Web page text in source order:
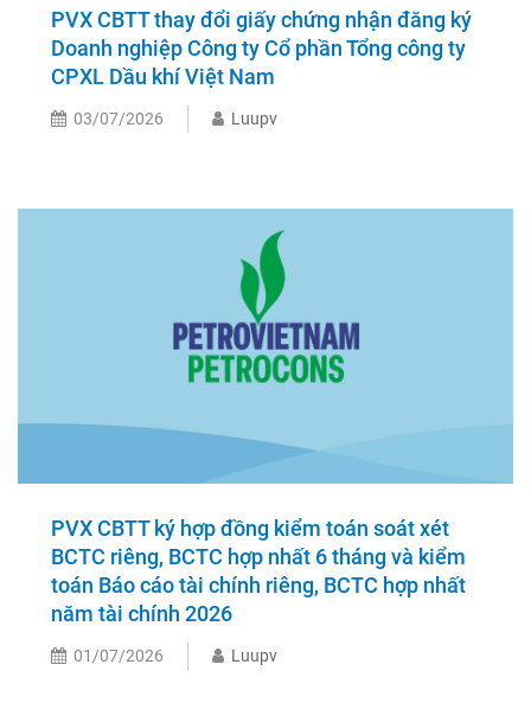
PVX CBTT thay đổi giấy chứng nhận đăng ký
Doanh nghiệp Công ty Cổ phần Tổng công ty
CPXL Dầu khí Việt Nam
03/07/2026 Luupv
PVX CBTT ký hợp đồng kiểm toán soát xét
BCTC riêng, BCTC hợp nhất 6 tháng và kiểm
toán Báo cáo tài chính riêng, BCTC hợp nhất
năm tài chính 2026
01/07/2026 Luupv